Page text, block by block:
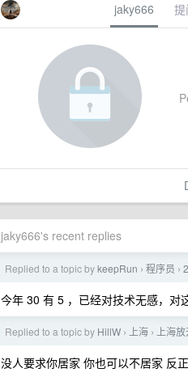
jaky666 提
jaky666's recent replies
Replied to a topic bykeepRun › 程序员 ›
今年 30 有 5 ，已经对技术无感，对
Replied to a topic by HillW › 上海 › 上海
没人要求你居家 你也可以不居家 反